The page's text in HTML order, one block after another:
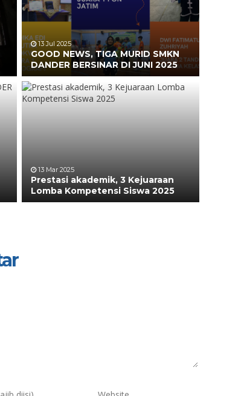
13 Jul 2025
GOOD NEWS, TIGA MURID SMKN
DANDER BERSINAR DI JUNI 2025
13 Mar 2025
Prestasi akademik, 3 Kejuaraan
Lomba Kompetensi Siswa 2025